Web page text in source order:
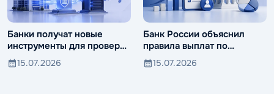
Банки получат новые
инструменты для проверки
компаний и клиентов
15.07.2026
Банк России объяснил
правила выплат по
вкладам иностранцев
15.07.2026